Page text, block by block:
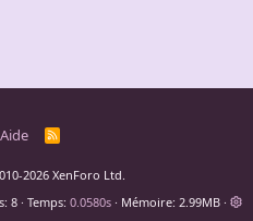
Aide
R
2026 XenForo Ltd.
8 Temps 0.0580s Mémoire 2.99MB